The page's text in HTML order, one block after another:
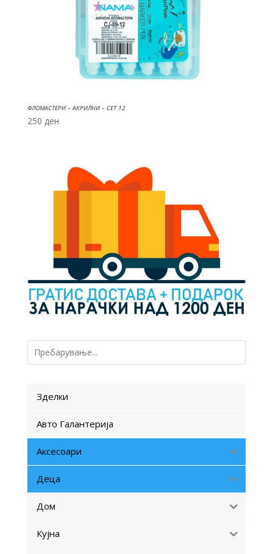
ФЛОМАСТЕРИ – АКРИЛНИ – СЕТ 12
250 ден
Зделки
Авто Галантерија
Аксесоари
Деца
Дом
Кујна